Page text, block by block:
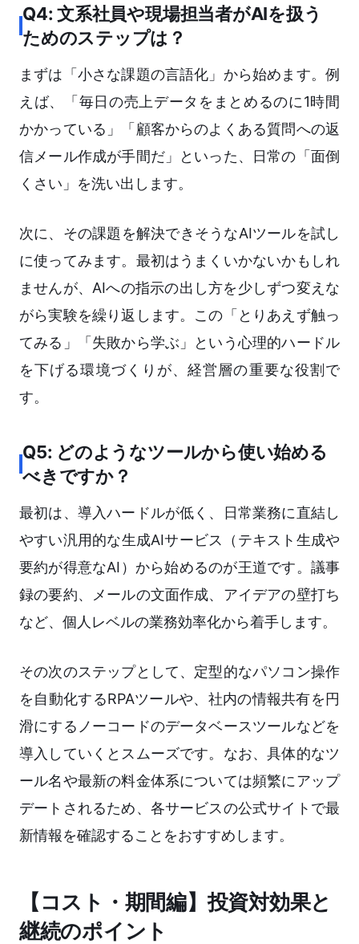
Q4: 文系社員や現場担当者がAIを扱う
ためのステップは？
まずは「小さな課題の言語化」から始めます。例
えば、「毎日の売上データをまとめるのに1時間
かかっている」「顧客からのよくある質問への返
信メール作成が手間だ」といった、日常の「面倒
くさい」を洗い出します。
次に、その課題を解決できそうなAIツールを試し
に使ってみます。最初はうまくいかないかもしれ
ませんが、AIへの指示の出し方を少しずつ変えな
がら実験を繰り返します。この「とりあえず触っ
てみる」「失敗から学ぶ」という心理的ハードル
を下げる環境づくりが、経営層の重要な役割で
す。
Q5: どのようなツールから使い始める
べきですか？
最初は、導入ハードルが低く、日常業務に直結し
やすい汎用的な生成AIサービス（テキスト生成や
要約が得意なAI）から始めるのが王道です。議事
録の要約、メールの文面作成、アイデアの壁打ち
など、個人レベルの業務効率化から着手します。
その次のステップとして、定型的なパソコン操作
を自動化するRPAツールや、社内の情報共有を円
滑にするノーコードのデータベースツールなどを
導入していくとスムーズです。なお、具体的なツ
ール名や最新の料金体系については頻繁にアップ
デートされるため、各サービスの公式サイトで最
新情報を確認することをおすすめします。
【コスト・期間編】投資対効果と
継続のポイント